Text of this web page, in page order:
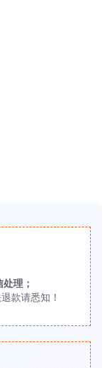
理；
款请悉知！